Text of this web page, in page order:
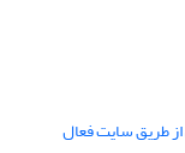
طریق سایت فعال